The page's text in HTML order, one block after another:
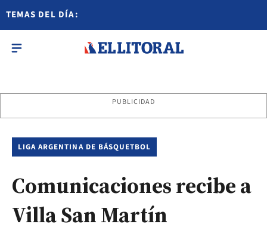
TEMAS DEL DÍA:
PUBLICIDAD
LIGA ARGENTINA DE BÁSQUETBOL
Comunicaciones recibe a
Villa San Martín